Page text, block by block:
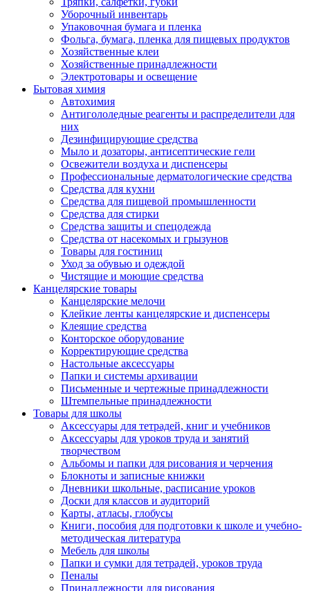
Уборочный инвентарь
Упаковочная бумага и пленка
Фольга, бумага, пленка для пищевых продуктов
Хозяйственные клеи
Хозяйственные принадлежности
Электротовары и освещение
Бытовая химия
Автохимия
Антигололедные реагенты и распределители для
них
Дезинфицирующие средства
Мыло и дозаторы, антисептические гели
Освежители воздуха и диспенсеры
Профессиональные дерматологические средства
Средства для кухни
Средства для пищевой промышленности
Средства для стирки
Средства защиты и спецодежда
Средства от насекомых и грызунов
Товары для гостиниц
Уход за обувью и одеждой
Чистящие и моющие средства
Канцелярские товары
Канцелярские мелочи
Клейкие ленты канцелярские и диспенсеры
Клеящие средства
Конторское оборудование
Корректирующие средства
Настольные аксессуары
Папки и системы архивации
Письменные и чертежные принадлежности
Штемпельные принадлежности
Товары для школы
Аксессуары для тетрадей, книг и учебников
Аксессуары для уроков труда и занятий
творчеством
Альбомы и папки для рисования и черчения
Блокноты и записные книжки
Дневники школьные, расписание уроков
Доски для классов и аудиторий
Карты, атласы, глобусы
Книги, пособия для подготовки к школе и учебно-
методическая литература
Мебель для школы
Папки и сумки для тетрадей, уроков труда
Пеналы
Принадлежности для рисования